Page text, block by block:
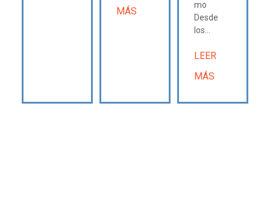
MÁS
mo
Desde
los...
LEER
MÁS